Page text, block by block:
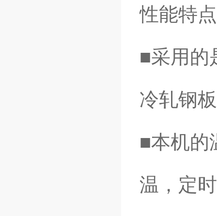
性能特
■采用的
冷轧钢
■本机的
温，定